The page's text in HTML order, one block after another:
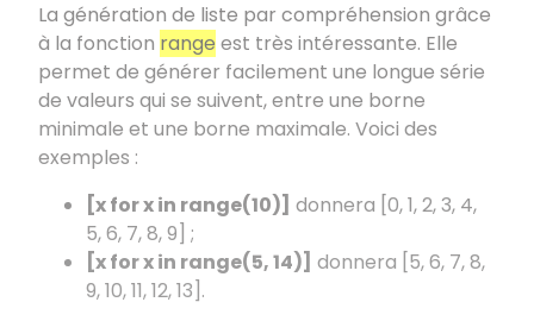
La génération de liste par compréhension grâce
à la fonction range est très intéressante. Elle
permet de générer facilement une longue série
de valeurs qui se suivent, entre une borne
minimale et une borne maximale. Voici des
exemples :
[x for x in range(10)] donnera [0, 1, 2, 3, 4,
5, 6, 7, 8, 9] ;
[x for x in range(5, 14)] donnera [5, 6, 7, 8,
9, 10, 11, 12, 13].